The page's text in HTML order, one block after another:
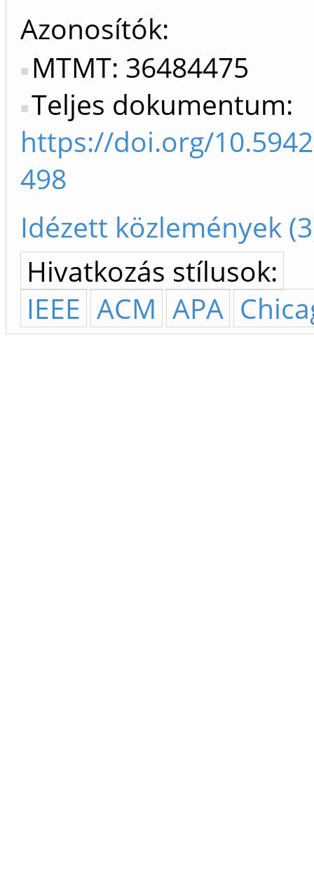
Azonosítók
MTMT: 36484475
Teljes dokumentum:
https://doi.org/
498
Idézett közlemények
Hivatkozás stílusok:
IEEE ACM APA